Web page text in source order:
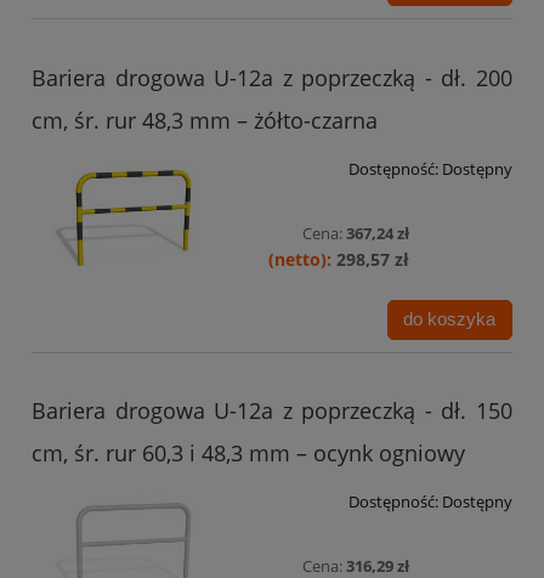
Bariera drogowa U-12a z poprzeczką - dł. 200
cm, śr. rur 48,3 mm – żółto-czarna
Dostępność: Dostępny
Cena:367,24 zł
298,57 zł
do koszyka
Bariera drogowa U-12a z poprzeczką - dł. 150
cm, śr. rur 60,3 i 48,3 mm – ocynk ogniowy
Dostępność: Dostępny
Cena:316,29 zł